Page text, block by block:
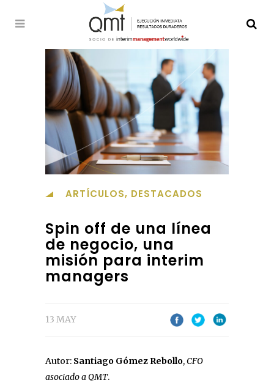
ARTÍCULOS, DESTACADOS
Spin off de una línea
de negocio, una
misión para interim
managers
13 MAY
Autor: Santiago Gómez Rebollo,CFO
asociado a QMT.